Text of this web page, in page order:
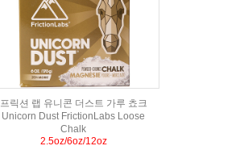
프릭션 랩 유니콘 더스트 가루 쵸크
Unicorn Dust FrictionLabs Loose
Chalk
2.5oz/6oz/12oz